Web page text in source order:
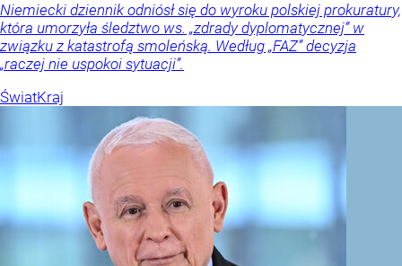
Niemiecki dziennik odniósł się do wyroku polskiej prokuratury,
która umorzyła śledztwo ws. „zdrady dyplomatycznej” w
związku z katastrofą smoleńską. Według „FAZ” decyzja
„raczej nie uspokoi sytuacji”.
ŚwiatKraj